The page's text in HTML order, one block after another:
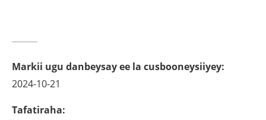
Markii ugu danbeysay ee la cusbooneysiiyey:
2024-10-21
Tafatiraha: